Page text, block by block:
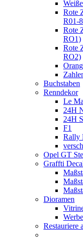
Rote
R01-
Rote
RO1)
Rote
RO2)
Buchstaben
Renndekor
Le
24H
24H
F1
Rally
Opel GT
Graffti
Dioramen
Restauriere